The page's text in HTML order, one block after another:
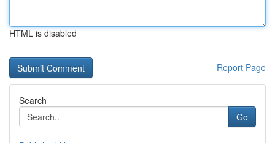
HTML is disabled
Report Page
Search
Go